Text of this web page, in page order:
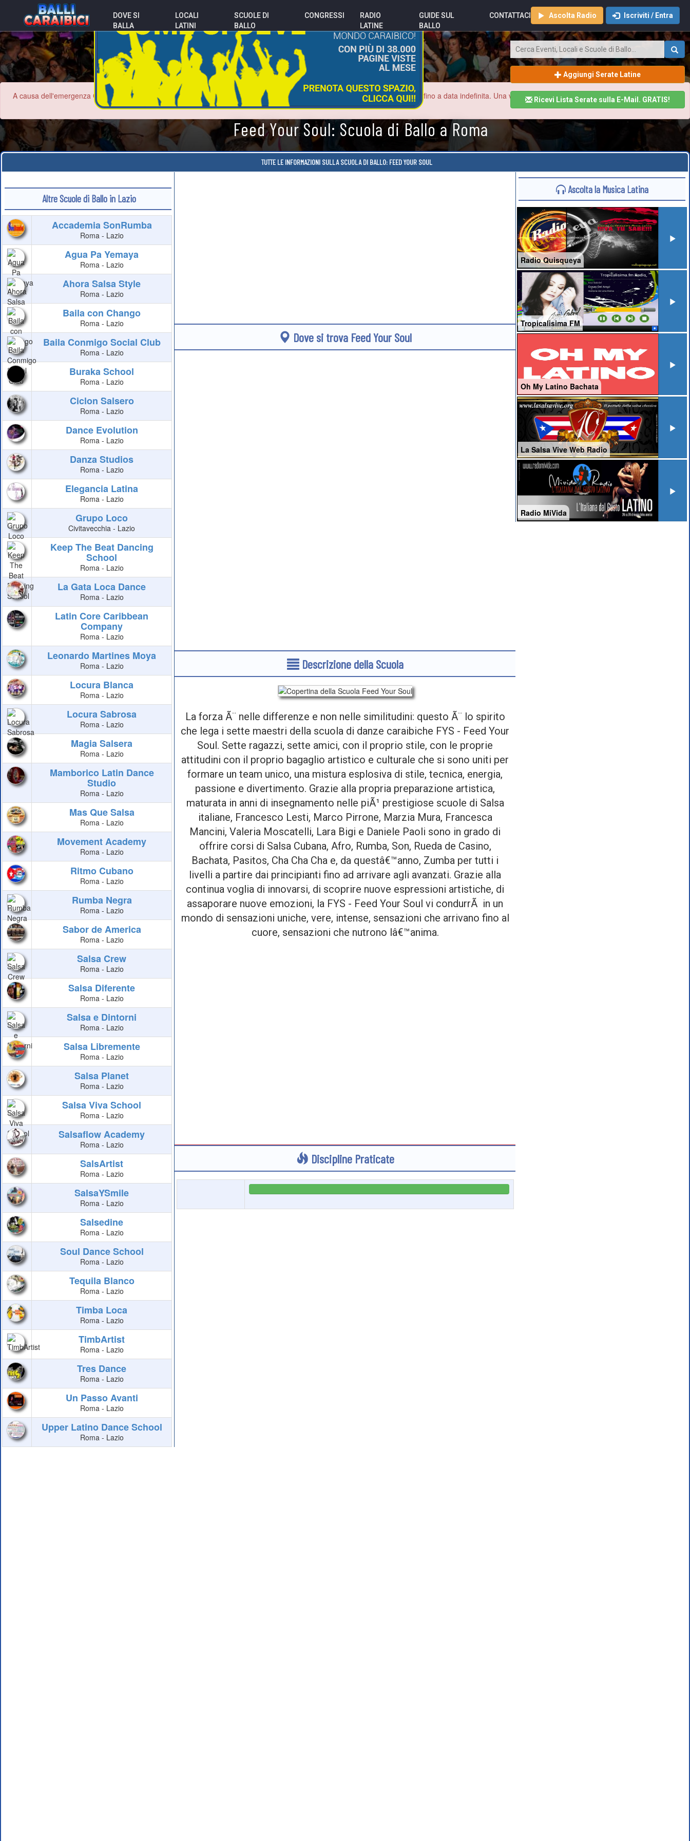
DOVE SI
BALLA
LOCALI
LATINI
SCUOLE DI
BALLO
CONGRESSI
RADIO
LATINE
GUIDE SUL
BALLO
CONTATTACI Ascolta Radio Iscriviti / Entra
A causa dell'emergenza Coronavirus le informazioni contenute nel sito potrebbero essere errate. Le sale da ballo sono chiuse fino a data indefinita. Una volta ristabilita la normalità aggiorneremo tutto il sito
con i nuovi locali.
Feed Your Soul: Scuola di Ballo a Roma
Aggiungi Serate Latine
Ricevi Lista Serate sulla E-Mail. GRATIS!
TUTTE LE INFORMAZIONI SULLA SCUOLA DI BALLO: FEED YOUR SOUL
Altre Scuole di Ballo in Lazio
Accademia SonRumba
Roma - Lazio
Agua Pa Yemaya
Roma - Lazio
Ahora Salsa Style
Roma - Lazio
Baila con Chango
Roma - Lazio
Baila Conmigo Social Club
Roma - Lazio
Buraka School
Roma - Lazio
Ciclon Salsero
Roma - Lazio
Dance Evolution
Roma - Lazio
Danza Studios
Roma - Lazio
Elegancia Latina
Roma - Lazio
Grupo Loco
Civitavecchia - Lazio
Keep The Beat Dancing
School
Roma - Lazio
La Gata Loca Dance
Roma - Lazio
Latin Core Caribbean
Company
Roma - Lazio
Leonardo Martines Moya
Roma - Lazio
Locura Blanca
Roma - Lazio
Locura Sabrosa
Roma - Lazio
Magia Salsera
Roma - Lazio
Mamborico Latin Dance
Studio
Roma - Lazio
Mas Que Salsa
Roma - Lazio
Movement Academy
Roma - Lazio
Ritmo Cubano
Roma - Lazio
Rumba Negra
Roma - Lazio
Sabor de America
Roma - Lazio
Salsa Crew
Roma - Lazio
Salsa Diferente
Roma - Lazio
Salsa e Dintorni
Roma - Lazio
Salsa Libremente
Roma - Lazio
Salsa Planet
Roma - Lazio
Salsa Viva School
Roma - Lazio
Salsaflow Academy
Roma - Lazio
SalsArtist
Roma - Lazio
SalsaYSmile
Roma - Lazio
Salsedine
Roma - Lazio
Soul Dance School
Roma - Lazio
Tequila Blanco
Roma - Lazio
Timba Loca
Roma - Lazio
TimbArtist
Roma - Lazio
Tres Dance
Roma - Lazio
Un Passo Avanti
Roma - Lazio
Upper Latino Dance School
Roma - Lazio
Dove si trova Feed Your Soul
Descrizione della Scuola
La forza Ã¨ nelle differenze e non nelle similitudini: questo Ã¨ lo spirito
che lega i sette maestri della scuola di danze caraibiche FYS - Feed Your
Soul. Sette ragazzi, sette amici, con il proprio stile, con le proprie
attitudini con il proprio bagaglio artistico e culturale che si sono uniti per
formare un team unico, una mistura esplosiva di stile, tecnica, energia,
passione e divertimento. Grazie alla propria preparazione artistica,
maturata in anni di insegnamento nelle piÃ¹ prestigiose scuole di Salsa
italiane, Francesco Lesti, Marco Pirrone, Marzia Mura, Francesca
Mancini, Valeria Moscatelli, Lara Bigi e Daniele Paoli sono in grado di
offrire corsi di Salsa Cubana, Afro, Rumba, Son, Rueda de Casino,
Bachata, Pasitos, Cha Cha Cha e, da questâ€™anno, Zumba per tutti i
livelli a partire dai principianti fino ad arrivare agli avanzati. Grazie alla
continua voglia di innovarsi, di scoprire nuove espressioni artistiche, di
assaporare nuove emozioni, la FYS - Feed Your Soul vi condurrÃ in un
mondo di sensazioni uniche, vere, intense, sensazioni che arrivano fino al
cuore, sensazioni che nutrono lâ€™anima.
Discipline Praticate
Ascolta la Musica Latina
Radio Quisqueya
Tropicalisima FM
Oh My Latino Bachata
La Salsa Vive Web Radio
Radio MiVida